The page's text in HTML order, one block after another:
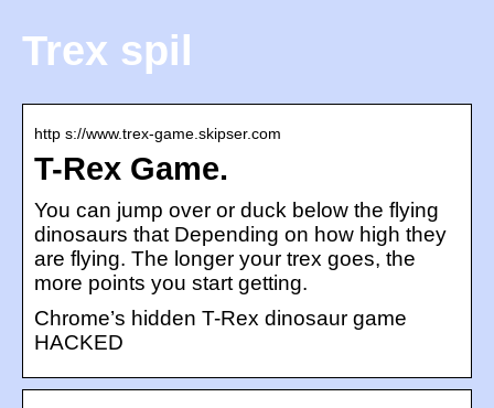
Trex spil
http s://www.trex-game.skipser.com
T-Rex Game.
You can jump over or duck below the flying
dinosaurs that Depending on how high they
are flying. The longer your trex goes, the
more points you start getting.
Chrome’s hidden T-Rex dinosaur game
HACKED